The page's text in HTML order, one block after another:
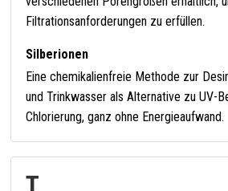
Filtrationsanforderungen zu erfüllen.
Silberionen
Eine chemikalienfreie Methode zur
und Trinkwasser als Alternative zu UV-
Chlorierung, ganz ohne Energieaufwand.
T